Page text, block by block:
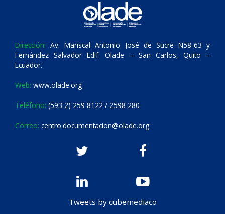
Dirección: Av. Mariscal Antonio José de Sucre N58-63 y
Fernández Salvador Edif. Olade – San Carlos, Quito –
Ecuador.
Web: www.olade.org
Teléfono: (593 2) 259 8122 / 2598 280
Correo: centro.documentacion@olade.org
Tweets by cubemediaco